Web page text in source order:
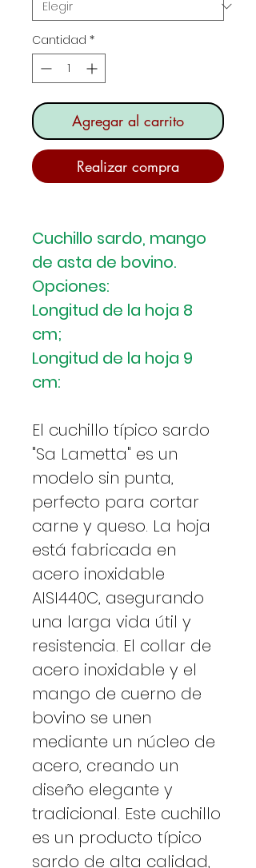
Cantidad *
Agregar al carrito
Realizar compra
Cuchillo sardo, mango
de asta de bovino.
Opciones:
Longitud de la hoja 8
cm;
Longitud de la hoja 9
cm:
El cuchillo típico sardo
"Sa Lametta" es un
modelo sin punta,
perfecto para cortar
carne y queso. La hoja
está fabricada en
acero inoxidable
AISI440C, asegurando
una larga vida útil y
resistencia. El collar de
acero inoxidable y el
mango de cuerno de
bovino se unen
mediante un núcleo de
acero, creando un
diseño elegante y
tradicional. Este cuchillo
es un producto típico
sardo de alta calidad,